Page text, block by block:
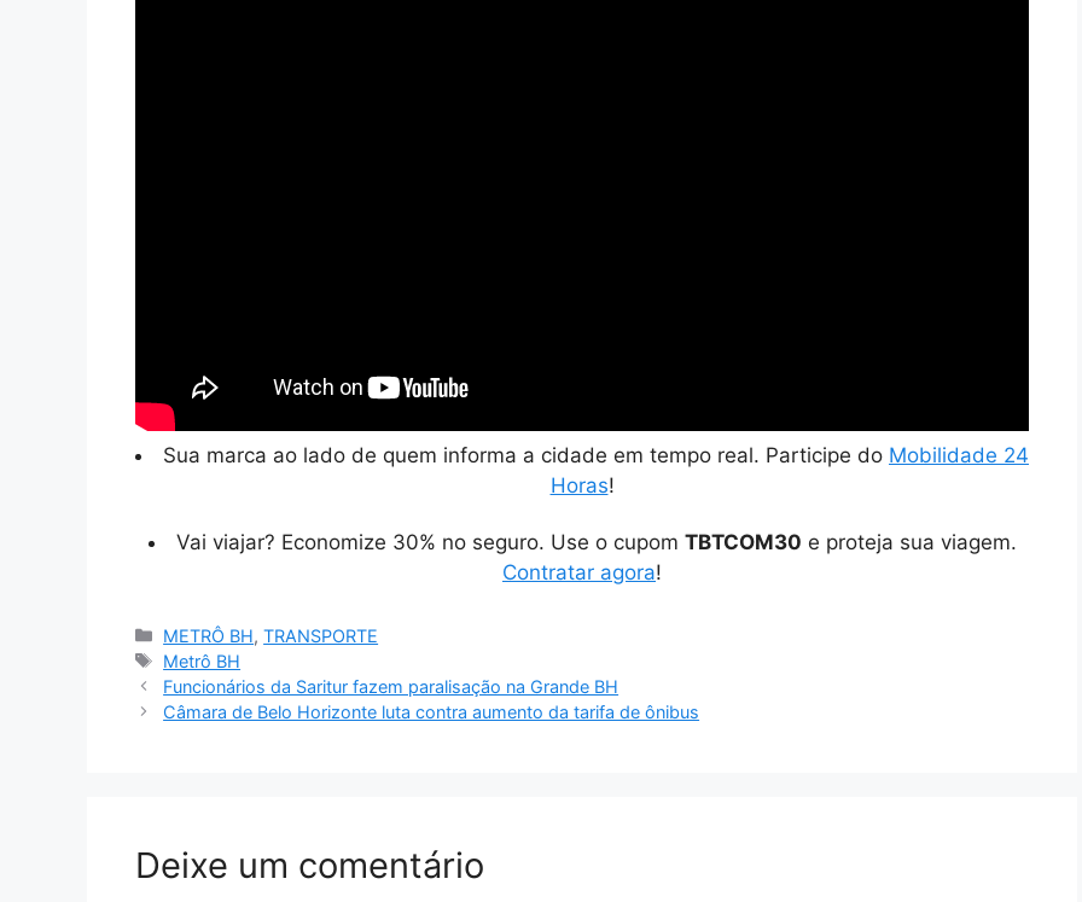
Sua marca ao lado de quem informa a cidade em tempo real. Participe do Mobilidade 24
Horas!
Vai viajar? Economize 30% no seguro. Use o cupom TBTCOM30 e proteja sua viagem.
Contratar agora!
Categorias
METRÔ BH,TRANSPORTE
Tags
Metrô BH
Funcionários da Saritur fazem paralisação na Grande BH
Câmara de Belo Horizonte luta contra aumento da tarifa de ônibus
Deixe um comentário